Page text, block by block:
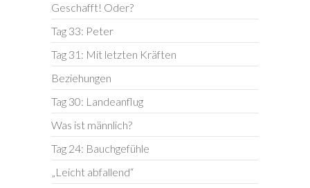
Geschafft! Oder?
Tag 33: Peter
Tag 31: Mit letzten Kräften
Beziehungen
Tag 30: Landeanflug
Was ist männlich?
Tag 24: Bauchgefühle
„Leicht abfallend“